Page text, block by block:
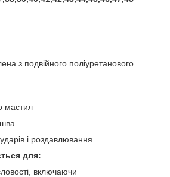
з подвійного поліуретанового
мастил
і роздавлювання
для:
включаючи